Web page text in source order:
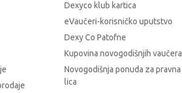
Dexyco klub kartica
eVaučeri-korisničko uputstvo
Dexy Co Patofne
Kupovina novogodišnjih vaučera
Novogodišnja ponuda za pravna
lica